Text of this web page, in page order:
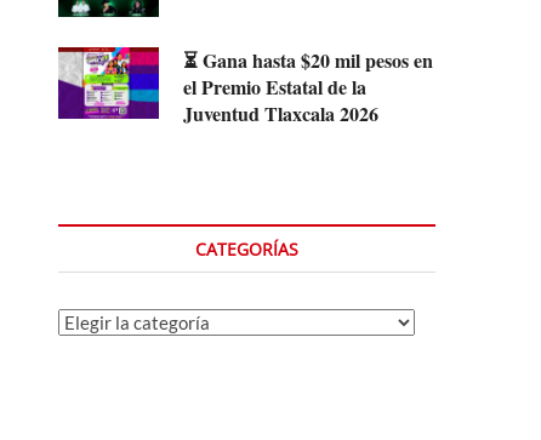
⏳ Gana hasta $20 mil pesos en
el Premio Estatal de la
Juventud Tlaxcala 2026
CATEGORÍAS
Categorías